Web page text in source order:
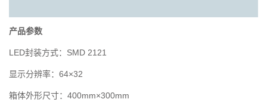
产品参数
LED封装方式：SMD 2121
显示分辨率：64×32
箱体外形尺寸：400mm×300mm